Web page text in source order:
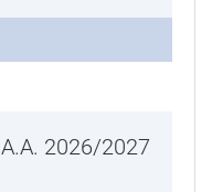
A.A. 2026/2027